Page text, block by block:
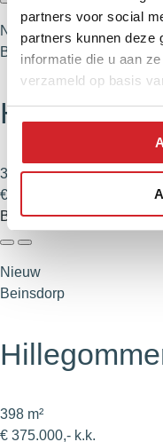
partners voor social
partners kunnen deze
informatie die u aan
verzameld op basis
Nieuw
Beinsdorp
392 m²
€ 375.000,- k.k.
Bekijk
Nieuw
Beinsdorp
398 m²
€ 375.000,- k.k.